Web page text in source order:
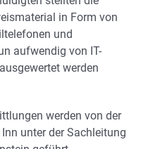
in Form von
und
aufwendig von IT-
werden
werden von der
unter der Sachleitung